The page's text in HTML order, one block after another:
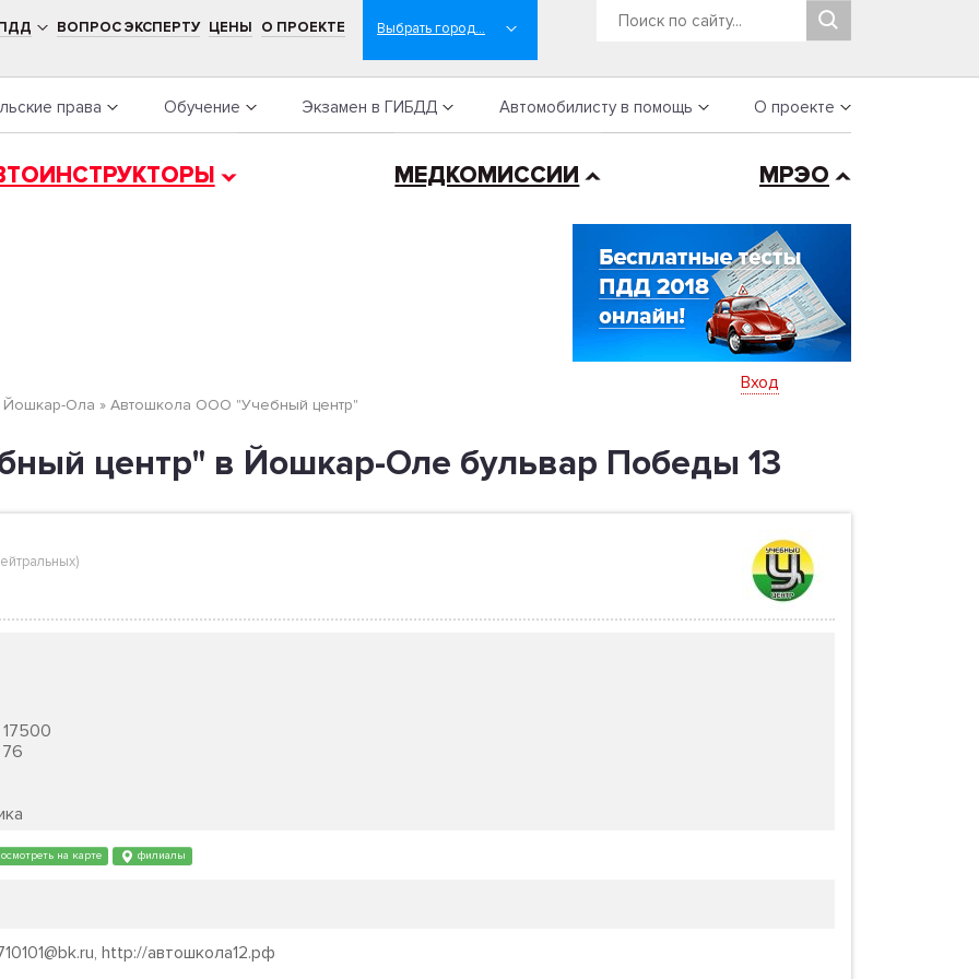
ВОПРОС ЭКСПЕРТУ ЦЕНЫ О ПРОЕКТЕ
права Обучение Экзамен в ГИБДД Автомобилисту в помощь О проекте
МЕДКОМИССИИ МРЭО
Йошкар-Ола » Автошкола ООО "Учебный центр"
Вход
центр" в Йошкар-Оле бульвар Победы 13
)
17500
76
на карте филиалы
http://автошкола12.рф